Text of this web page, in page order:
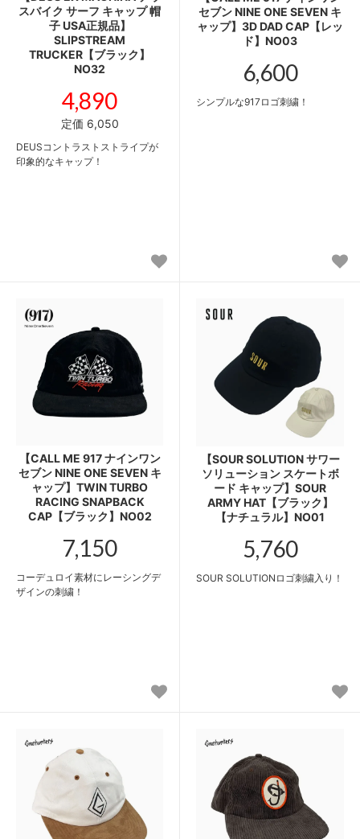
スバイク サーフ キャップ 帽
子 USA正規品】
SLIPSTREAM
TRUCKER【ブラック】
NO32
4,890
定価 6,050
DEUSコントラストストライプが
印象的なキャップ！
セブン NINE ONE SEVEN キ
ャップ】3D DAD CAP【レッ
ド】NO03
6,600
シンプルな917ロゴ刺繍！
【CALL ME 917 ナインワン
セブン NINE ONE SEVEN キ
ャップ】TWIN TURBO
RACING SNAPBACK
CAP【ブラック】NO02
7,150
コーデュロイ素材にレーシングデ
ザインの刺繍！
【SOUR SOLUTION サワー
ソリューション スケートボ
ード キャップ】SOUR
ARMY HAT【ブラック】
【ナチュラル】NO01
5,760
SOUR SOLUTIONロゴ刺繍入り！